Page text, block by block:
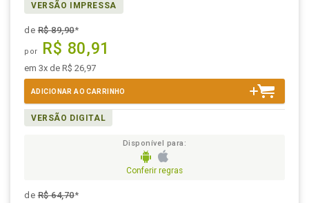
VERSÃO IMPRESSA
deR$ 89,90*
por R$ 80,91
em 3x de R$ 26,97
ADICIONAR AO CARRINHO
VERSÃO DIGITAL
Disponível para:
Conferir regras
deR$ 64,70*